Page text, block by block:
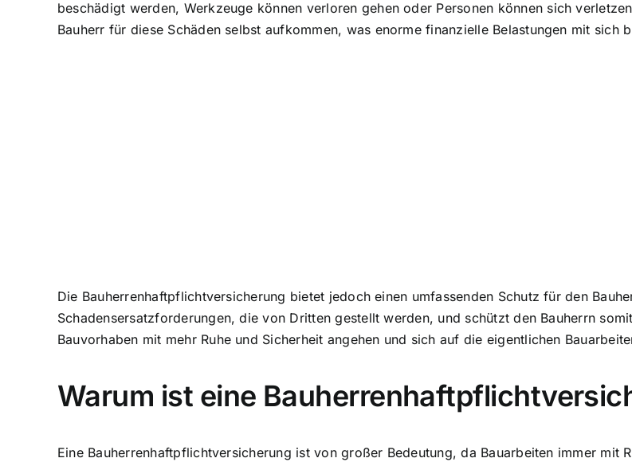
beschädigt werden, Werkzeuge können verloren gehen oder Personen können sich
Bauherr für diese Schäden selbst aufkommen, was enorme finanzielle Belastungen mit sich
Die Bauherrenhaftpflichtversicherung bietet jedoch einen umfassenden Schutz für den
Schadensersatzforderungen, die von Dritten gestellt werden, und schützt den Bauherrn
Bauvorhaben mit mehr Ruhe und Sicherheit angehen und sich auf die eigentlichen
Warum ist eine
Eine Bauherrenhaftpflichtversicherung ist von großer Bedeutung, da Bauarbeiten immer mit